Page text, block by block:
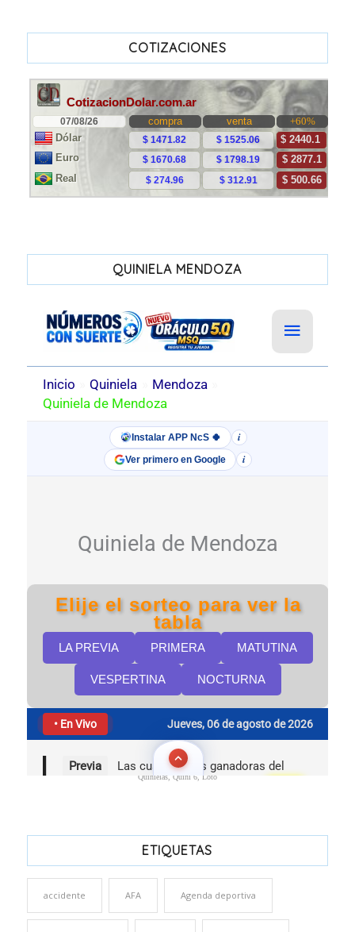
COTIZACIONES
QUINIELA MENDOZA
Quinielas, Quini 6, Loto
ETIQUETAS
accidente AFA Agenda deportiva